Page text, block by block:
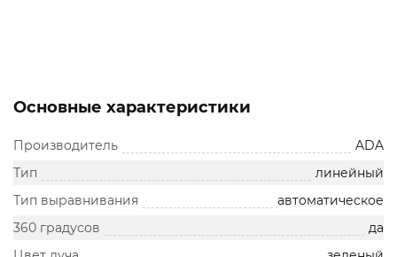
Основные характеристики
Производитель
ADA
Тип
линейный
Тип выравнивания
автоматическое
360 градусов
да